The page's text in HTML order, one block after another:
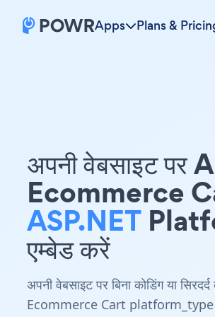
Apps Plans &
अपनी वेबसाइट पर
Ecommerce
ASP.NET
एम्बेड करें
अपनी वेबसाइट पर बिना कोडिंग या
Ecommerce Cart platform_type